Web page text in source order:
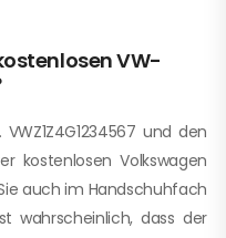
VW-
und den
kostenlosen Volkswagen
auch im Handschuhfach
wahrscheinlich, dass der